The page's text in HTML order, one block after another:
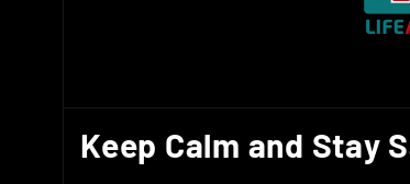
Keep Calm and Stay